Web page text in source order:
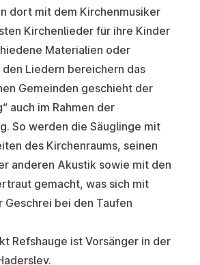
dort mit dem Kirchenmusiker
Kirchenlieder für ihre Kinder
Materialien oder
Liedern bereichern das
Gemeinden geschieht der
auch im Rahmen der
So werden die Säuglinge mit
des Kirchenraums, seinen
anderen Akustik sowie mit den
gemacht, was sich mit
bei den Taufen
Refshauge ist Vorsänger in der